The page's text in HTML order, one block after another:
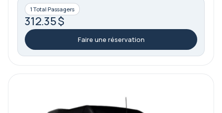
1 Total Passagers
312.35 $
Faire une réservation